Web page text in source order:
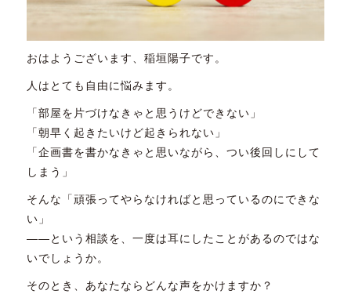
おはようございます、稲垣陽子です。
人はとても自由に悩みます。
「部屋を片づけなきゃと思うけどできない」
「朝早く起きたいけど起きられない」
「企画書を書かなきゃと思いながら、つい後回しにして
しまう」
そんな「頑張ってやらなければと思っているのにできな
い」
――という相談を、一度は耳にしたことがあるのではな
いでしょうか。
そのとき、あなたならどんな声をかけますか？